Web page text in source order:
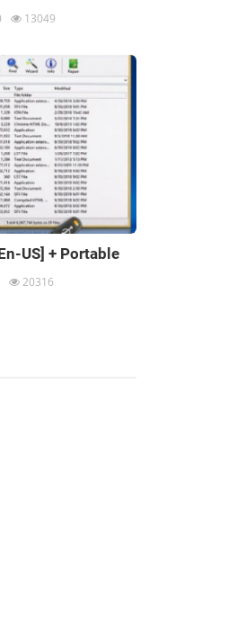
13049
US] + Portable
20316